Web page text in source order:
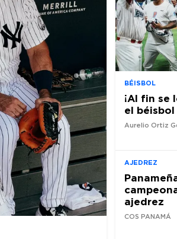
BÉISBOL
¡Al fin se
el béisbol
Aurelio Ortiz
AJEDREZ
ajedrez
COS PANAMÁ